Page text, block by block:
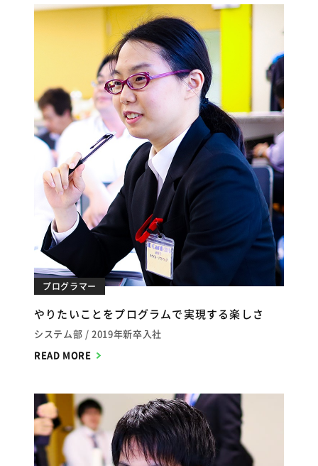
プログラマー
やりたいことをプログラムで実現する楽しさ
システム部 2019年新卒入社
READ MORE